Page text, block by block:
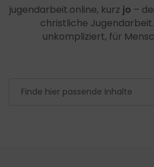
jugendarbeit.online, kurz jo –
christliche
unkompliziert, für